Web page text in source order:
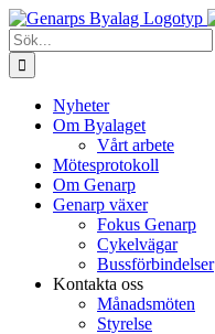
Fortsätt
till
innehållet
Sök
efter:
Nyheter
Om Byalaget
Vårt arbete
Mötesprotokoll
Om Genarp
Genarp växer
Fokus Genarp
Cykelvägar
Bussförbindelser
Kontakta oss
Månadsmöten
Styrelse